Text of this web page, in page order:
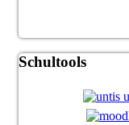
Schultools